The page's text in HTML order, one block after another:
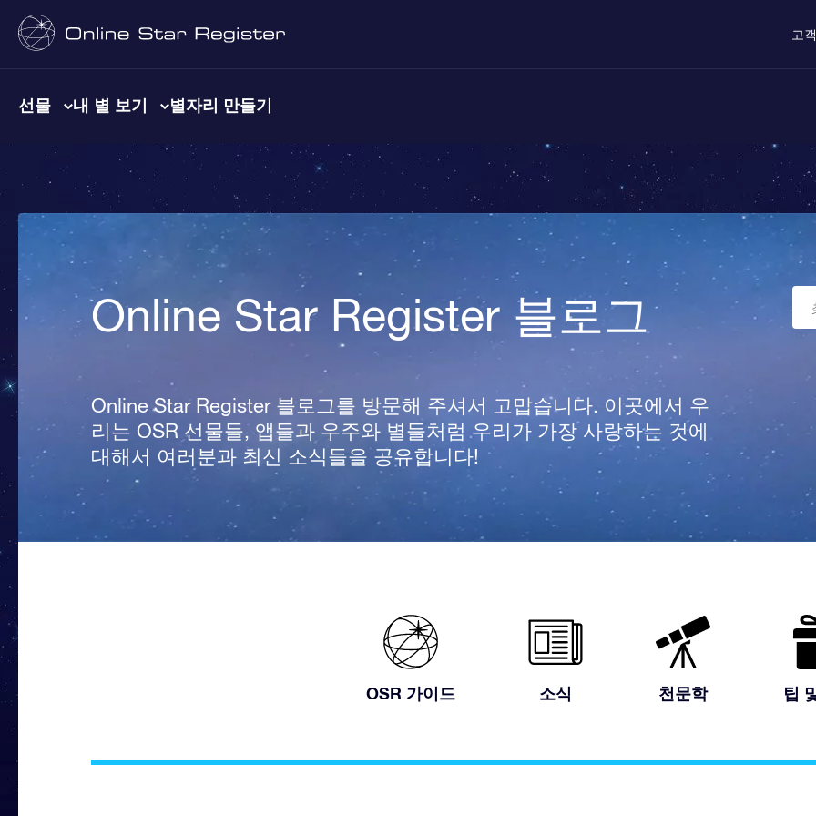
고
선물 내 별 보기 별자리 만들기
Online Star Register 블로그
Online Star Register 블로그를 방문해 주셔서 고맙습니다. 이곳에서 우
리는 OSR 선물들, 앱들과 우주와 별들처럼 우리가 가장 사랑하는 것에
대해서 여러분과 최신 소식들을 공유합니다!
OSR 가이드 소식 천문학 팁